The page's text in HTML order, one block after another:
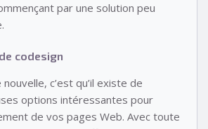
par une solution peu
codesign
nouvelle, c’est qu’il existe de
options intéressantes pour
de vos pages Web. Avec toute